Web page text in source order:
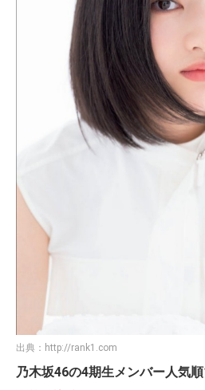
出典： http://rank1.com
乃木坂46の4期生メンバー人気